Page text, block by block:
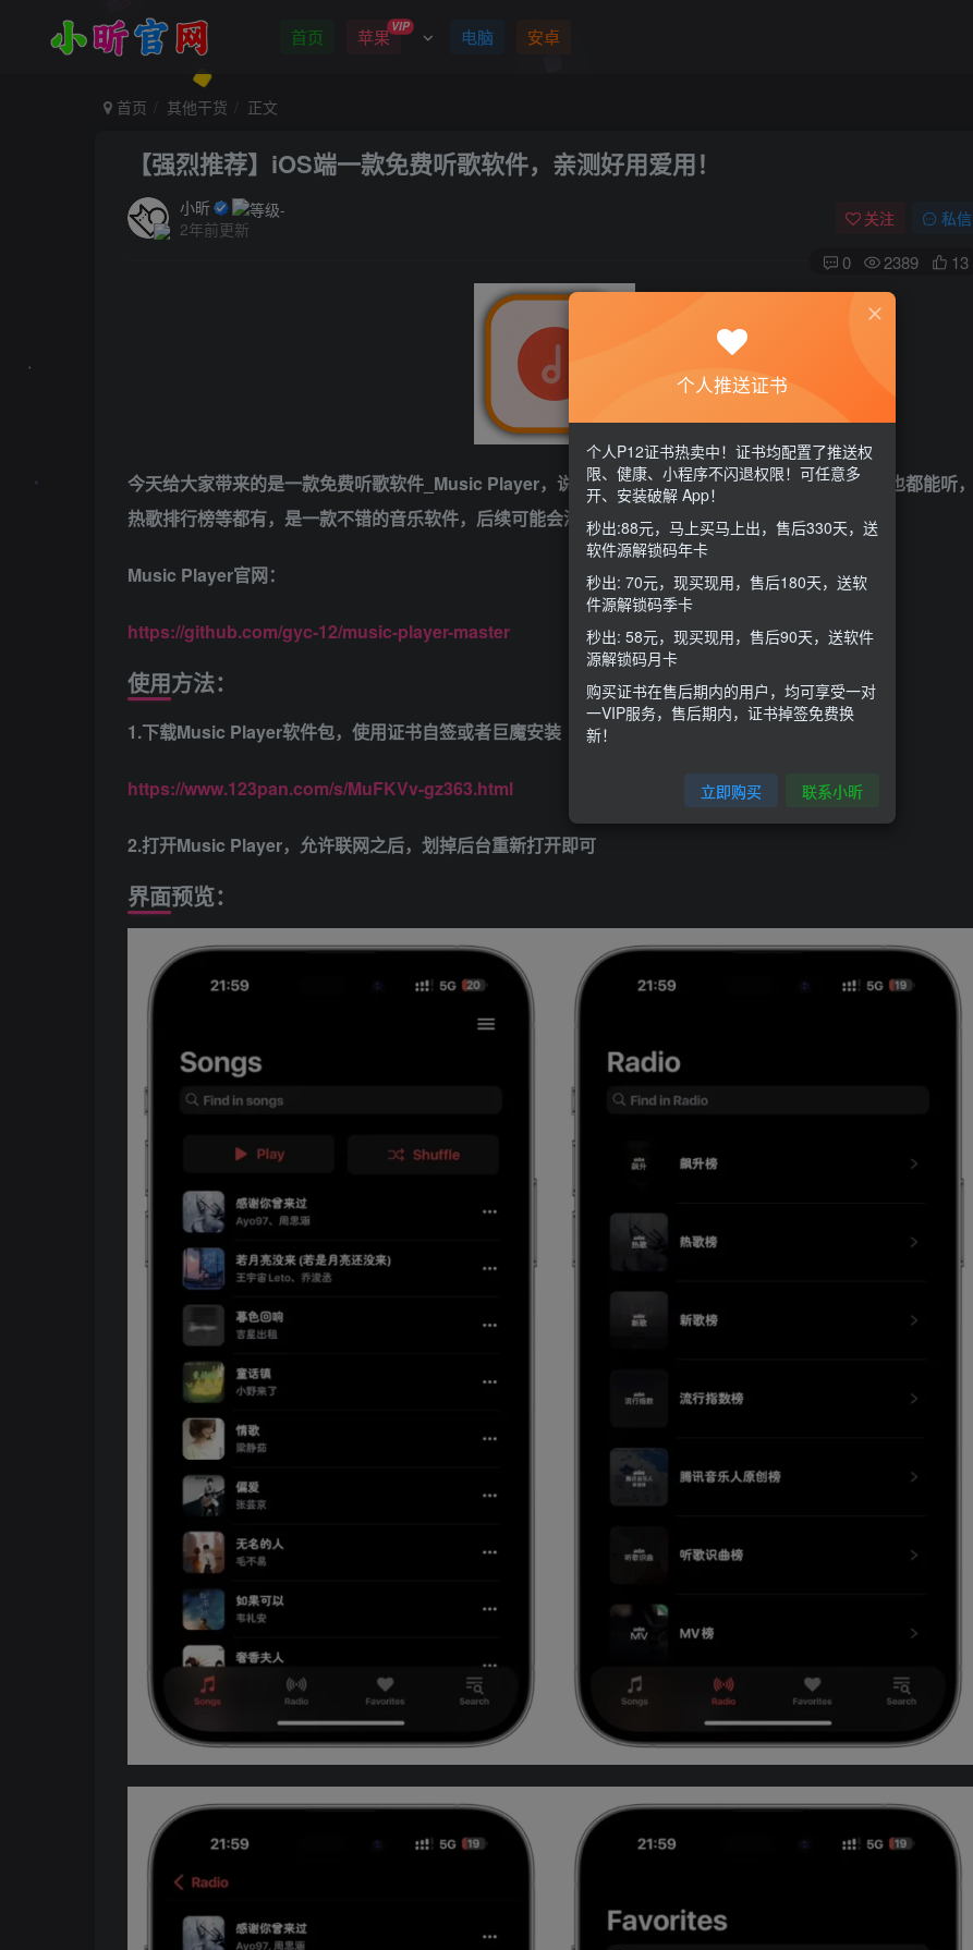
首页 苹果VIP 电脑 安卓
首页 其他干货 正文
【强烈推荐】iOS端一款免费听歌软件，亲测好用爱用！
小昕
2年前更新
关注 私信
0 2389 13
今天给大家带来的是一款免费听歌软件_Music Player，说是不内置音乐源，其实自带了，某伦的歌也都能听，
热歌排行榜等都有，是一款不错的音乐软件，后续可能会添加导入音源功能，敬请期待吧！
Music Player官网：
https://github.com/gyc-12/music-player-master
使用方法：
1.下载Music Player软件包，使用证书自签或者巨魔安装
https://www.123pan.com/s/MuFKVv-gz363.html
2.打开Music Player，允许联网之后，划掉后台重新打开即可
界面预览：
个人推送证书
个人P12证书热卖中！证书均配置了推送权
限、健康、小程序不闪退权限！可任意多
开、安装破解 App！
秒出:88元，马上买马上出，售后330天，送
软件源解锁码年卡
秒出: 70元，现买现用，售后180天，送软
件源解锁码季卡
秒出: 58元，现买现用，售后90天，送软件
源解锁码月卡
购买证书在售后期内的用户，均可享受一对
一VIP服务，售后期内，证书掉签免费换
新！
立即购买 联系小昕